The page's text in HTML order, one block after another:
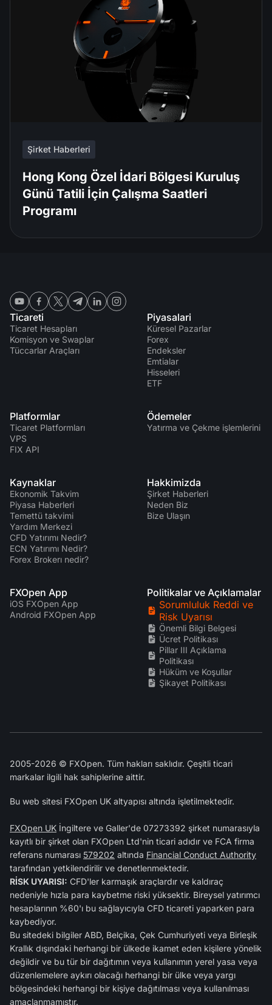
Şirket Haberleri
Hong Kong Özel İdari Bölgesi Kuruluş
Günü Tatili İçin Çalışma Saatleri
Programı
Ticareti
Ticaret Hesapları
Komisyon ve Swaplar
Tüccarlar Araçları
Piyasalari
Küresel Pazarlar
Forex
Endeksler
Emtialar
Hisseleri
ETF
Platformlar
Ticaret Platformları
VPS
FIX API
Ödemeler
Yatırma ve Çekme işlemlerini
Kaynaklar
Ekonomik Takvim
Piyasa Haberleri
Temettü takvimi
Yardım Merkezi
CFD Yatırımı Nedir?
ECN Yatırımı Nedir?
Forex Brokerı nedir?
Hakkimizda
Şirket Haberleri
Neden Biz
Bize Ulaşın
FXOpen App
iOS FXOpen App
Android FXOpen App
Politikalar ve Açıklamalar
Sorumluluk Reddi ve
Risk Uyarısı
Önemli Bilgi Belgesi
Ücret Politikası
Pillar III Açıklama
Politikası
Hüküm ve Koşullar
Şikayet Politikası
2005-2026 © FXOpen. Tüm hakları saklıdır. Çeşitli ticari
markalar ilgili hak sahiplerine aittir.
Bu web sitesi FXOpen UK altyapısı altında işletilmektedir.
FXOpen UK İngiltere ve Galler'de 07273392 şirket numarasıyla
kayıtlı bir şirket olan FXOpen Ltd'nin ticari adıdır ve FCA firma
referans numarası 579202 altında Financial Conduct Authority
tarafından yetkilendirilir ve denetlenmektedir.
RİSK UYARISI: CFD'ler karmaşık araçlardır ve kaldıraç
nedeniyle hızla para kaybetme riski yüksektir. Bireysel yatırımcı
hesaplarının %60'ı bu sağlayıcıyla CFD ticareti yaparken para
kaybediyor.
Bu sitedeki bilgiler ABD, Belçika, Çek Cumhuriyeti veya Birleşik
Krallık dışındaki herhangi bir ülkede ikamet eden kişilere yönelik
değildir ve bu tür bir dağıtımın veya kullanımın yerel yasa veya
düzenlemelere aykırı olacağı herhangi bir ülke veya yargı
bölgesindeki herhangi bir kişiye dağıtılması veya kullanılması
amaçlanmamıştır.